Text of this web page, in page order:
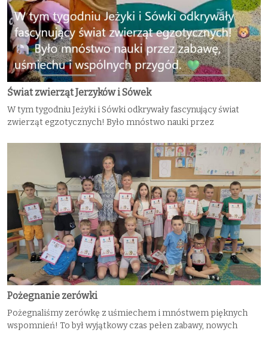
Świat zwierząt Jerzyków i Sówek
W tym tygodniu Jeżyki i Sówki odkrywały fascynujący świat
zwierząt egzotycznych! Było mnóstwo nauki przez
Pożegnanie zerówki
Pożegnaliśmy zerówkę z uśmiechem i mnóstwem pięknych
wspomnień! To był wyjątkowy czas pełen zabawy, nowych